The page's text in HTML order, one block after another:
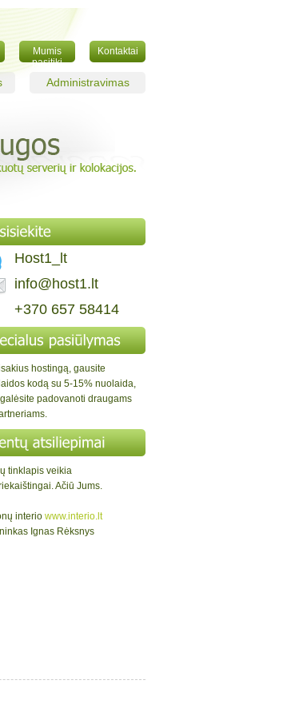
Mumis
pasitiki
Kontaktai
Administravimas
Host1_lt
info@host1.lt
+370 657 58414
hostingą, gausite
kodą su 5-15% nuolaida,
padovanoti draugams
tinklapis veikia
Ačiū Jums.
interio www.interio.lt
Ignas Rėksnys